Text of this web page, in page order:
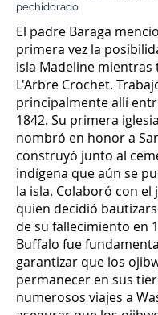
pechidorado
El padre Baraga
primera vez la
isla Madeline mientras
L'Arbre Crochet.
principalmente allí
1842. Su primera
nombró en honor a
construyó junto al
indígena que aún se
la isla. Colaboró con el
quien decidió
de su fallecimiento en
Buffalo fue
garantizar que los
permanecer en sus
numerosos viajes a